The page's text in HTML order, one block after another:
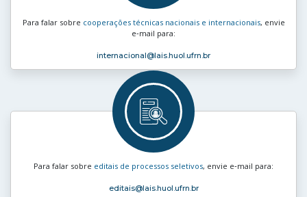
Para falar sobre cooperações técnicas nacionais e internacionais, envie
e‑mail para:
internacional@lais.huol.ufrn.br
Para falar sobre editais de processos seletivos, envie e‑mail para:
editais@lais.huol.ufrn.br